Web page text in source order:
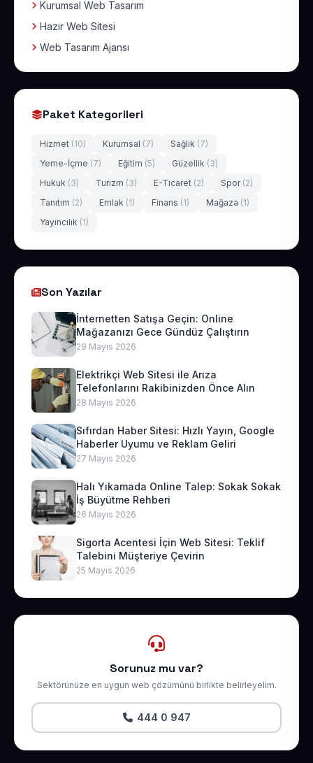
Kurumsal Web Tasarım
Hazır Web Sitesi
Web Tasarım Ajansı
Paket Kategorileri
Hizmet (10) Kurumsal (7) Sağlık (7)
Yeme-İçme (7) Eğitim (5) Güzellik (3)
Hukuk (3) Turizm (3) E-Ticaret (2) Spor (2)
Tanıtım (2) Emlak (1) Finans (1) Mağaza (1)
Yayıncılık (1)
Son Yazılar
İnternetten Satışa Geçin: Online
Mağazanızı Gece Gündüz Çalıştırın
29 Mayıs 2026
Elektrikçi Web Sitesi ile Arıza
Telefonlarını Rakibinizden Önce Alın
28 Mayıs 2026
Sıfırdan Haber Sitesi: Hızlı Yayın, Google
Haberler Uyumu ve Reklam Geliri
27 Mayıs 2026
Halı Yıkamada Online Talep: Sokak Sokak
İş Büyütme Rehberi
26 Mayıs 2026
Sigorta Acentesi İçin Web Sitesi: Teklif
Talebini Müşteriye Çevirin
25 Mayıs 2026
Sorunuz mu var?
Sektörünüze en uygun web çözümünü birlikte belirleyelim.
444 0 947